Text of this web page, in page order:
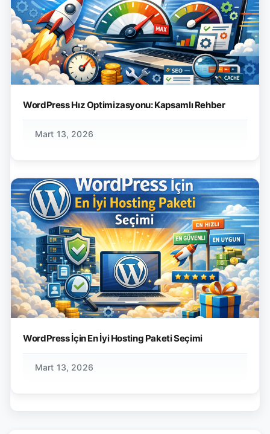
WordPress Hız Optimizasyonu: Kapsamlı Rehber
Mart 13, 2026
WordPress İçin En İyi Hosting Paketi Seçimi
Mart 13, 2026